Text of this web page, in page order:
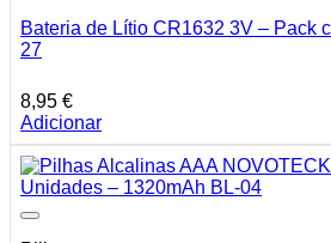
Bateria de Lítio CR1632 3V – Pack
27
8,95 €
Adicionar